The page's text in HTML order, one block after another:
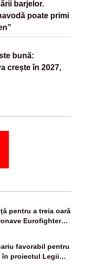
barjelor.
poate primi
bună:
crește în 2027,
pentru a treia oară
Eurofighter
de la sol
favorabil pentru
în proiectul Legii